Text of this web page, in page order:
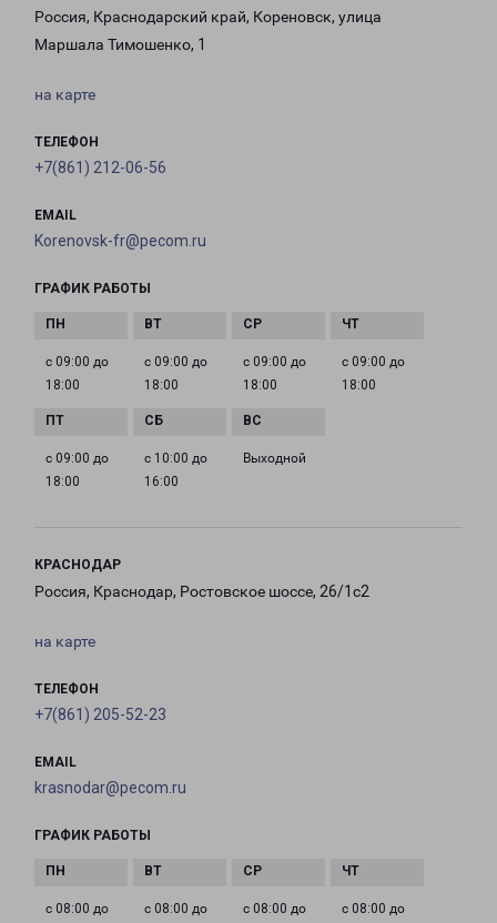
Россия, Краснодарский край, Кореновск, улица
Маршала Тимошенко, 1
на карте
ТЕЛЕФОН
+7(861) 212-06-56
EMAIL
Korenovsk-fr@pecom.ru
ГРАФИК РАБОТЫ
с 09:00 до
18:00
с 09:00 до
18:00
с 09:00 до
18:00
с 09:00 до
18:00
с 09:00 до
18:00
с 10:00 до
16:00
Выходной
КРАСНОДАР
Россия, Краснодар, Ростовское шоссе, 26/1с2
на карте
ТЕЛЕФОН
+7(861) 205-52-23
EMAIL
krasnodar@pecom.ru
ГРАФИК РАБОТЫ
с 08:00 до
с 08:00 до
с 08:00 до
с 08:00 до